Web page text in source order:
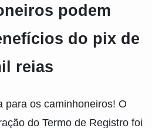
podem
do pix de
reias
para os caminhoneiros! O
do Termo de Registro foi